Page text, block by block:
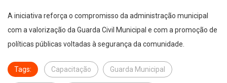
A iniciativa reforça o compromisso da administração municipal
com a valorização da Guarda Civil Municipal e com a promoção de
políticas públicas voltadas à segurança da comunidade.
Tags: Capacitação Guarda Municipal